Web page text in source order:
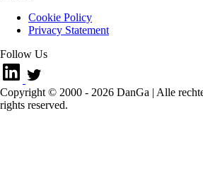
Cookie Policy
Privacy Statement
Follow Us
Copyright © 2000 - 2026 DanGa | Alle
rights reserved.